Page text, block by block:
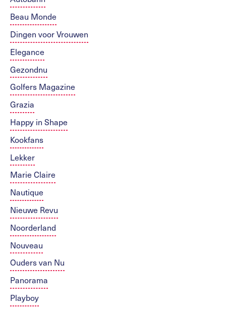
Beau Monde
Dingen voor Vrouwen
Elegance
Gezondnu
Golfers Magazine
Grazia
Happy in Shape
Kookfans
Lekker
Marie Claire
Nautique
Nieuwe Revu
Noorderland
Nouveau
Ouders van Nu
Panorama
Playboy